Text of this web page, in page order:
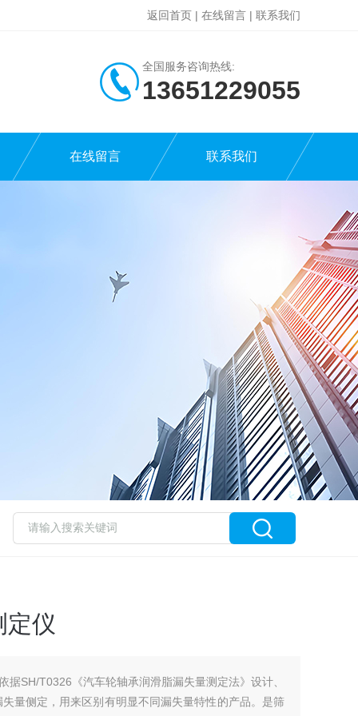
返回首页 | 在线留言 | 联系我们
全国服务咨询热线:
13651229055
在线留言 联系我们
定仪
据SH/T0326《汽车轮轴承润滑脂漏失量测定法》设计、
量侧定，用来区别有明显不同漏失量特性的产品。是筛